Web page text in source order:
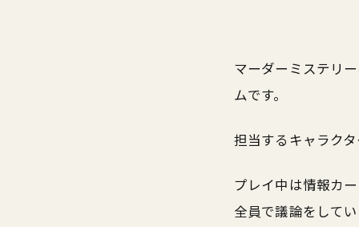
マーダーミステリ
ムです。
担当するキャラク
プレイ中は情報カ
全員で議論をして